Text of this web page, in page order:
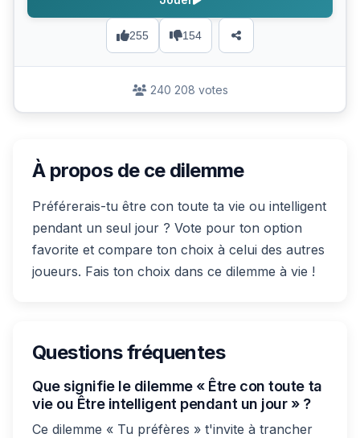
255 154
240 208 votes
À propos de ce dilemme
Préférerais-tu être con toute ta vie ou intelligent
pendant un seul jour ? Vote pour ton option
favorite et compare ton choix à celui des autres
joueurs. Fais ton choix dans ce dilemme à vie !
Questions fréquentes
Que signifie le dilemme « Être con toute ta
vie ou Être intelligent pendant un jour » ?
Ce dilemme « Tu préfères » t'invite à trancher